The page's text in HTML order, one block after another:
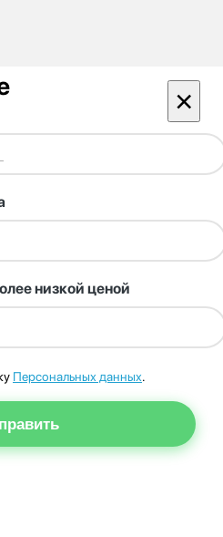
×
низкой ценой
Персональных данных.